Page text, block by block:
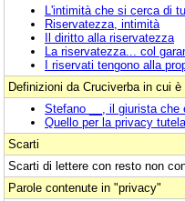
L'intimità che si cerca di
Riservatezza, intimità
Il diritto alla riservatezza
La riservatezza... col
I riservati tengono alla
Definizioni da Cruciverba in cui è
Stefano __, il giurista che
Quello per la privacy
Scarti
Scarti di lettere con resto non
Parole contenute in "privacy"